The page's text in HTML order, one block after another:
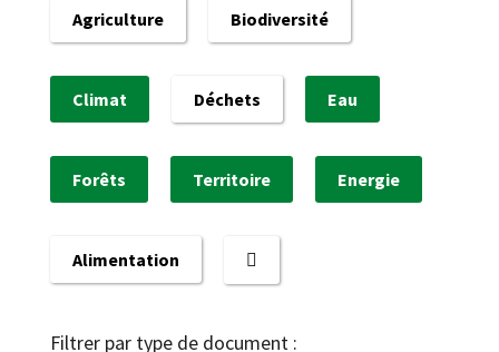
Agriculture Biodiversité
Climat Déchets Eau
Forêts Territoire Energie
Alimentation
Filtrer par type de document :